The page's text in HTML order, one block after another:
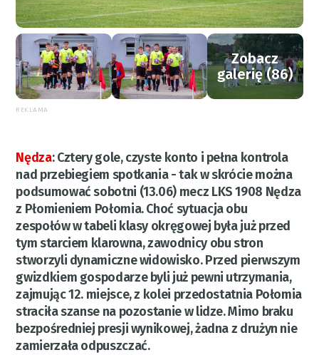
Zobacz
galerię (86)
REKLAMA
Nędza:Cztery gole, czyste konto i pełna kontrola
nad przebiegiem spotkania - tak w skrócie można
podsumować sobotni (13.06) mecz LKS 1908 Nędza
z Płomieniem Połomia. Choć sytuacja obu
zespołów w tabeli klasy okręgowej była już przed
tym starciem klarowna, zawodnicy obu stron
stworzyli dynamiczne widowisko. Przed pierwszym
gwizdkiem gospodarze byli już pewni utrzymania,
zajmując 12. miejsce, z kolei przedostatnia Połomia
straciła szanse na pozostanie w lidze. Mimo braku
bezpośredniej presji wynikowej, żadna z drużyn nie
zamierzała odpuszczać.